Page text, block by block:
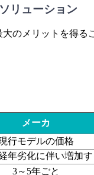
リューション
のメリットを得
メーカ
行モデルの価格
年劣化に伴い増加す
3～5年ごと